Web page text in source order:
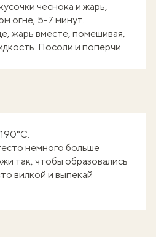
чеснока и жарь,
огне, 5-7 минут.
жарь вместе, помешивая,
Посоли и поперчи.
немного больше
так, чтобы образовались
вилкой и выпекай